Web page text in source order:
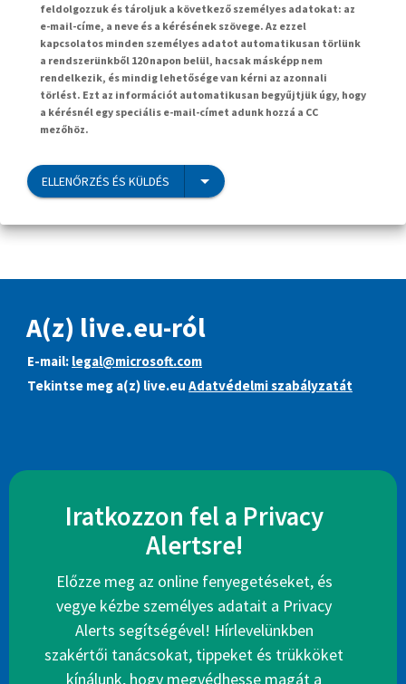
feldolgozzuk és tároljuk a következő személyes adatokat: az
e-mail-címe, a neve és a kérésének szövege. Az ezzel
kapcsolatos minden személyes adatot automatikusan törlünk
a rendszerünkből 120 napon belül, hacsak másképp nem
rendelkezik, és mindig lehetősége van kérni az azonnali
törlést. Ezt az információt automatikusan begyűjtjük úgy, hogy
a kérésnél egy speciális e-mail-címet adunk hozzá a CC
mezőhöz.
ELLENŐRZÉS ÉS KÜLDÉS
A(z) live.eu-ról
E-mail: legal@microsoft.com
Tekintse meg a(z) live.eu Adatvédelmi szabályzatát
Iratkozzon fel a Privacy
Alertsre!
Előzze meg az online fenyegetéseket, és
vegye kézbe személyes adatait a Privacy
Alerts segítségével! Hírlevelünkben
szakértői tanácsokat, tippeket és trükköket
kínálunk, hogy megvédhesse magát a